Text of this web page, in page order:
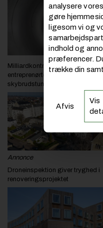
Milliardkontrakt venter
entreprenørteam på
skybrudstunnel
Annonce
Droneinspektion giver tryghed i
renoveringsprojektet
analysere
gøre
ligesom vi og
indhold og
præferencer.
trække din
Afvis
Vis